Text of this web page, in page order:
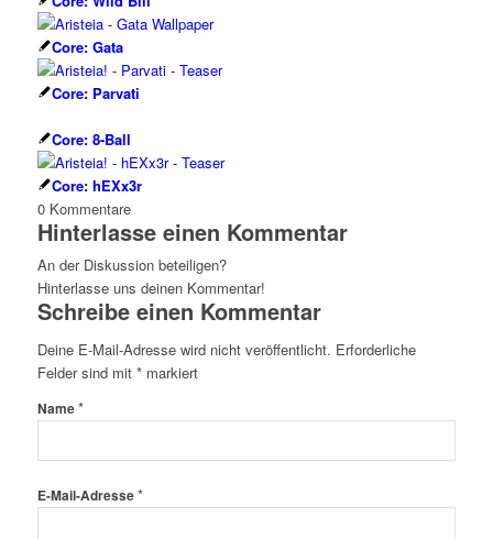
Core: Gata
Core: Parvati
Core: 8-Ball
Core: hEXx3r
0 Kommentare
Hinterlasse einen Kommentar
An der Diskussion beteiligen?
Hinterlasse uns deinen Kommentar!
Schreibe einen Kommentar
Deine E-Mail-Adresse wird nicht veröffentlicht. Erforderliche
Felder sind mit *markiert
Name*
E-Mail-Adresse*